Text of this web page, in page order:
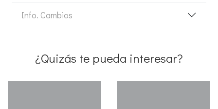
Info. Cambios
¿Quizás te pueda interesar?